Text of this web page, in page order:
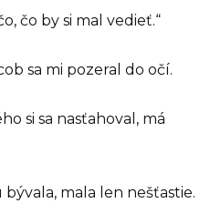
čo by si mal vedieť.“
sa mi pozeral do očí.
si sa nasťahoval, má
mala len nešťastie.